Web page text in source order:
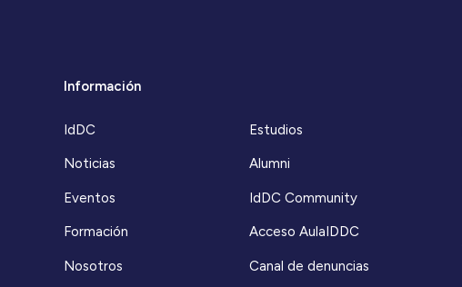
Información
IdDC
Noticias
Eventos
Formación
Nosotros
Estudios
Alumni
IdDC Community
Acceso AulaIDDC
Canal de denuncias